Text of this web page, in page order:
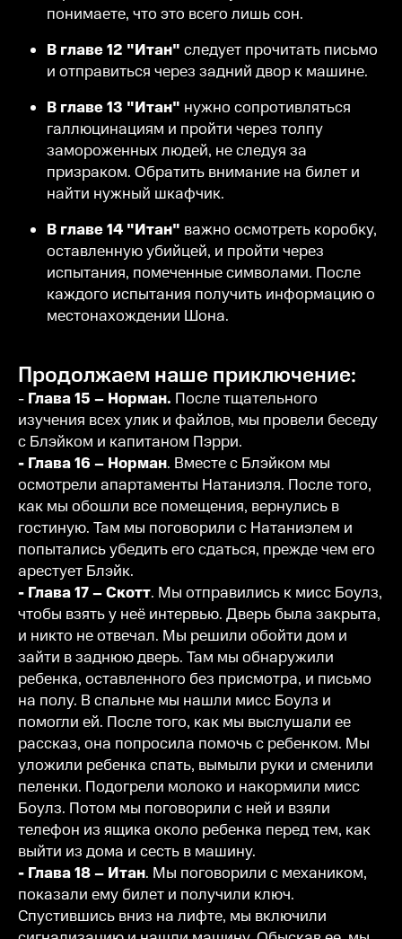
понимаете, что это всего лишь сон.
В главе 12 "Итан" следует прочитать письмо
и отправиться через задний двор к машине.
В главе 13 "Итан" нужно сопротивляться
галлюцинациям и пройти через толпу
замороженных людей, не следуя за
призраком. Обратить внимание на билет и
найти нужный шкафчик.
В главе 14 "Итан" важно осмотреть коробку,
оставленную убийцей, и пройти через
испытания, помеченные символами. После
каждого испытания получить информацию о
местонахождении Шона.
Продолжаем наше приключение:
- Глава 15 – Норман. После тщательного
изучения всех улик и файлов, мы провели беседу
с Блэйком и капитаном Пэрри.
- Глава 16 – Норман. Вместе с Блэйком мы
осмотрели апартаменты Натаниэля. После того,
как мы обошли все помещения, вернулись в
гостиную. Там мы поговорили с Натаниэлем и
попытались убедить его сдаться, прежде чем его
арестует Блэйк.
- Глава 17 – Скотт. Мы отправились к мисс Боулз,
чтобы взять у неё интервью. Дверь была закрыта,
и никто не отвечал. Мы решили обойти дом и
зайти в заднюю дверь. Там мы обнаружили
ребенка, оставленного без присмотра, и письмо
на полу. В спальне мы нашли мисс Боулз и
помогли ей. После того, как мы выслушали ее
рассказ, она попросила помочь с ребенком. Мы
уложили ребенка спать, вымыли руки и сменили
пеленки. Подогрели молоко и накормили мисс
Боулз. Потом мы поговорили с ней и взяли
телефон из ящика около ребенка перед тем, как
выйти из дома и сесть в машину.
- Глава 18 – Итан. Мы поговорили с механиком,
показали ему билет и получили ключ.
Спустившись вниз на лифте, мы включили